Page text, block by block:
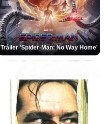
Tráiler 'Spider-Man: No Way Home'